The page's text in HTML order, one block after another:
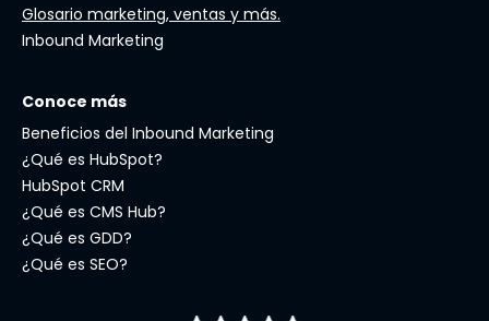
Glosario marketing, ventas y más.
Inbound Marketing
Conoce más
Beneficios del Inbound Marketing
¿Qué es HubSpot?
HubSpot CRM
¿Qué es CMS Hub?
¿Qué es GDD?
¿Qué es SEO?